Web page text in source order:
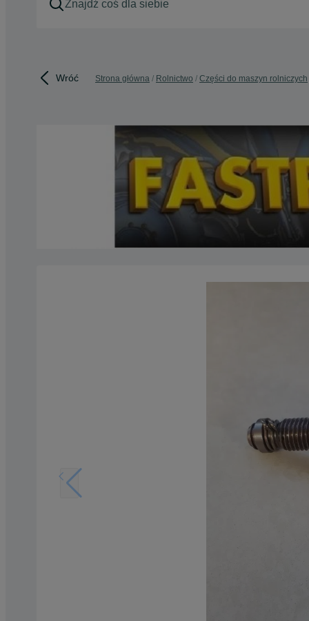
Wróć Strona główna Rolnictwo Części do maszyn rolniczych